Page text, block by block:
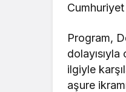
Cumhuriyet
Program,
ilgiyle
aşure